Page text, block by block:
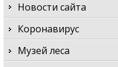
Новости сайта
Коронавирус
Музей леса